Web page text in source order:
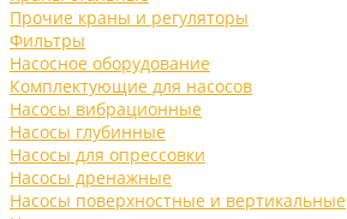
Прочие краны и регуляторы
Фильтры
Насосное оборудование
Комплектующие для насосов
Насосы вибрационные
Насосы глубинные
Насосы для опрессовки
Насосы дренажные
Насосы поверхностные и вертикальные